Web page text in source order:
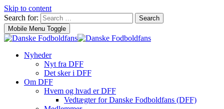
Skip to content
Search for:
Search
Mobile Menu Toggle
Nyheder
Nyt fra DFF
Det sker i DFF
Om DFF
Hvem og hvad er DFF
Vedtægter for Danske Fodboldfans (DFF)